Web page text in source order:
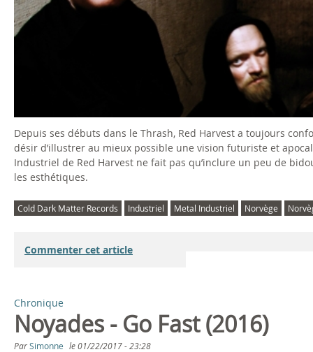
Depuis ses débuts dans le Thrash, Red Harvest a toujours
désir d’illustrer au mieux possible une vision futuriste et
Industriel de Red Harvest ne fait pas qu’inclure un peu de
les esthétiques.
Cold Dark Matter Records Industriel Metal Industriel Norvège
Commenter cet article
Chronique
Noyades - Go Fast (2016)
ParSimonne le01/22/2017 - 23:28